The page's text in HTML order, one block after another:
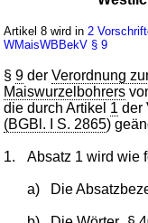
V. v. 10.10.2012BGBl. I S.
13 Änderungen
|
wird in 10 Vorschriften
Artikel 8 wird in 2
WMaisWBBekV § 9
§9 derVerordnung
Maiswurzelbohrers
die durch Artikel 1 der
(BGBl. I S. 2865)
1. Absatz 1 wird wie
a) Die